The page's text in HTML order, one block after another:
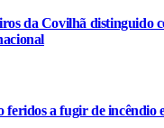
da Covilhã distinguido
feridos a fugir de incêndio